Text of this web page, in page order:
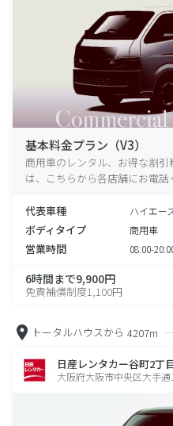
基本料金プラン（V3）
商用車のレンタル、お得な割
は、こちらから各店舗にお電話
代表車種 ハイエー
ボディタイプ 商用車
営業時間 08:00-
6時間まで9,900円
免責補償制度1,100円
トータルハウスから 4207m
日産レンタカー谷町2丁
大阪府大阪市中央区大手通